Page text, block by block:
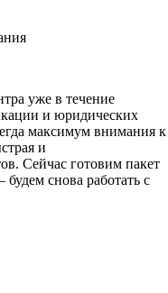
уже в течение
и юридических
максимум внимания к
и
Сейчас готовим пакет
снова работать с